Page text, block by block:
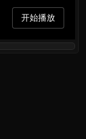
开始播放